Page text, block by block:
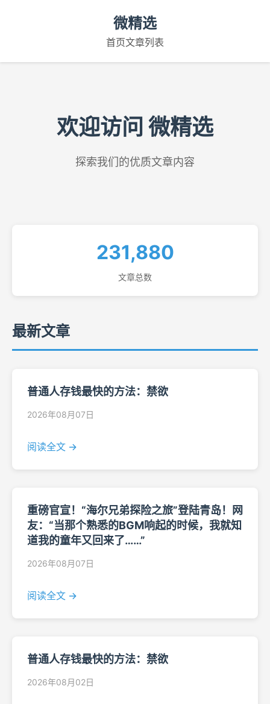
微精选
首页文章列表
欢迎访问 微精选
探索我们的优质文章内容
231,880
文章总数
最新文章
普通人存钱最快的方法：禁欲
2026年08月07日
阅读全文 →
重磅官宣！“海尔兄弟探险之旅”登陆青岛！网
友：“当那个熟悉的BGM响起的时候，我就知
道我的童年又回来了……”
2026年08月07日
阅读全文 →
普通人存钱最快的方法：禁欲
2026年08月02日